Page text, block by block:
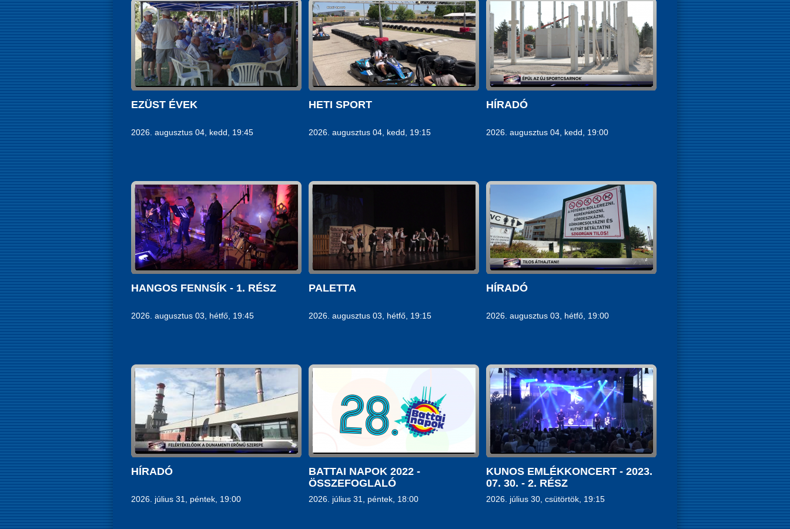
EZÜST ÉVEK
2026. augusztus 04, kedd, 19:45
HETI SPORT
2026. augusztus 04, kedd, 19:15
HÍRADÓ
2026. augusztus 04, kedd, 19:00
HANGOS FENNSÍK - 1. RÉSZ
2026. augusztus 03, hétfő, 19:45
PALETTA
2026. augusztus 03, hétfő, 19:15
HÍRADÓ
2026. augusztus 03, hétfő, 19:00
HÍRADÓ
2026. július 31, péntek, 19:00
BATTAI NAPOK 2022 -
ÖSSZEFOGLALÓ
2026. július 31, péntek, 18:00
KUNOS EMLÉKKONCERT - 2023.
07. 30. - 2. RÉSZ
2026. július 30, csütörtök, 19:15